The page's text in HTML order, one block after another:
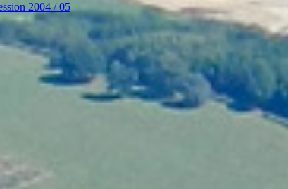
2004 / 05